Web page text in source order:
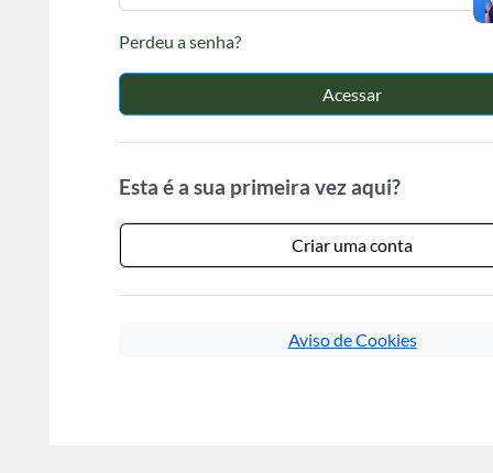
Perdeu a senha?
Acessar
Esta é a sua primeira vez aqui?
Criar uma conta
Aviso de Cookies